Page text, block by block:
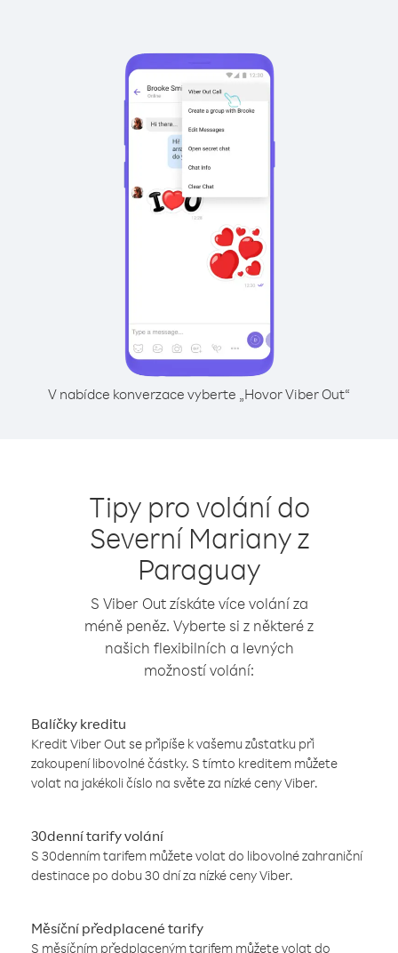
V nabídce konverzace vyberte „Hovor Viber Out“
Tipy pro volání do
Severní Mariany z
Paraguay
S Viber Out získáte více volání za
méně peněz. Vyberte si z některé z
našich flexibilních a levných
možností volání:
Balíčky kreditu
Kredit Viber Out se připíše k vašemu zůstatku při
zakoupení libovolné částky. S tímto kreditem můžete
volat na jakékoli číslo na světe za nízké ceny Viber.
30denní tarify volání
S 30denním tarifem můžete volat do libovolné zahraniční
destinace po dobu 30 dní za nízké ceny Viber.
Měsíční předplacené tarify
S měsíčním předplaceným tarifem můžete volat do